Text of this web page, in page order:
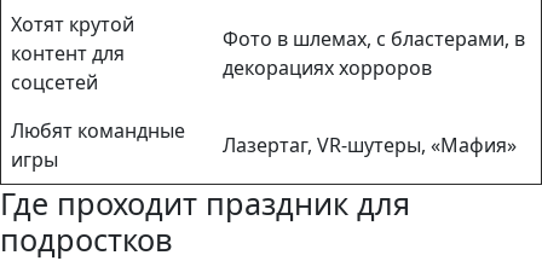
Хотят крутой
контент для
соцсетей
Фото в шлемах, с бластерами, в
декорациях хорроров
Любят командные
игры
Лазертаг, VR-шутеры, «Мафия»
Где проходит праздник для
подростков